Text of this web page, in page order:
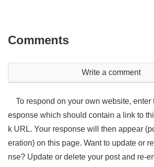
Comments
Write a comment
To respond on your own website, enter
esponse which should contain a link to
k URL. Your response will then appear
eration) on this page. Want to update or
nse? Update or delete your post and re-